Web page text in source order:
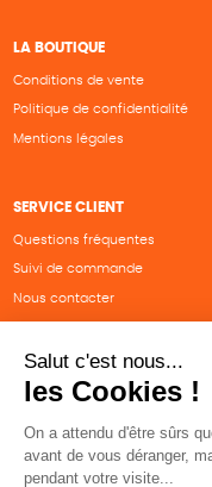
LA BOUTIQUE
Conditions de vente
Politique de confidentialité
Mentions légales
SERVICE CLIENT
Questions fréquentes
Suivi de commande
Nous contacter
SUIVEZ-NOUS